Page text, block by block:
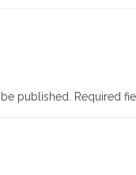
published. Required